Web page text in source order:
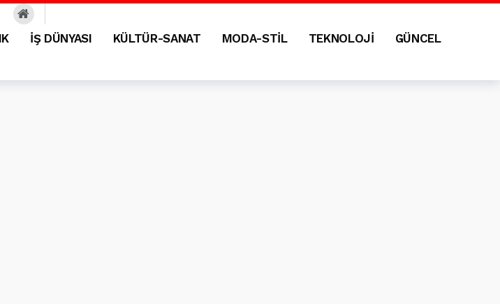
İŞ DÜNYASI KÜLTÜR-SANAT MODA-STİL TEKNOLOJİ
GÜNCEL